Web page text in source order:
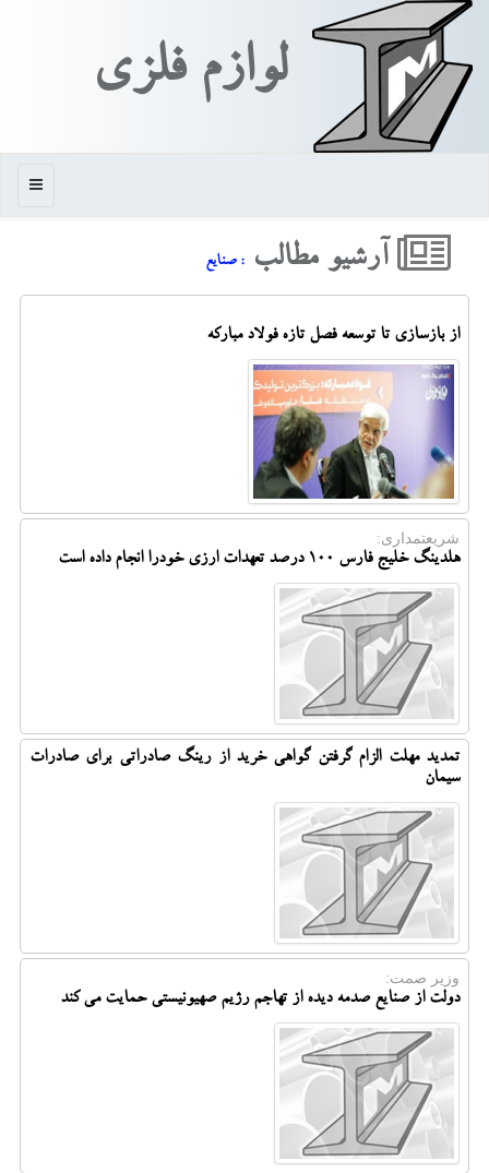
لوازم فلزی
منو
آرشیو مطالب : صنایع
از بازسازی تا توسعه فصل تازه فولاد مبارکه
شریعتمداری:
هلدینگ خلیج فارس ۱۰۰ درصد تعهدات ارزی خودرا انجام داده است
تمدید مهلت الزام گرفتن گواهی خرید از رینگ صادراتی برای صادرات
سیمان
وزیر صمت:
دولت از صنایع صدمه دیده از تهاجم رژیم صهیونیستی حمایت می کند